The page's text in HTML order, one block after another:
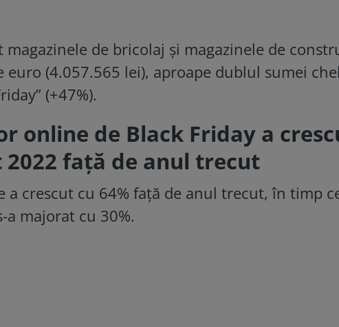
de bricolaj și magazinele de
euro (4.057.565 lei), aproape dublul sumei
(+47%).
online de Black Friday a
2022 față de anul trecut
a crescut cu 64% față de anul trecut, în timp
majorat cu 30%.